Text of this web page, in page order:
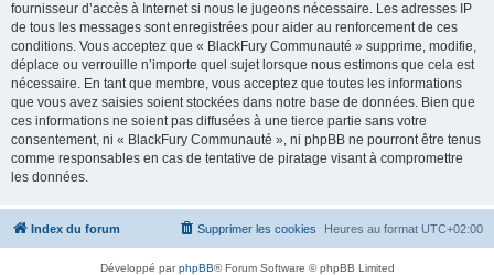
fournisseur d’accès à Internet si nous le jugeons nécessaire. Les adresses IP
de tous les messages sont enregistrées pour aider au renforcement de ces
conditions. Vous acceptez que « BlackFury Communauté » supprime, modifie,
déplace ou verrouille n’importe quel sujet lorsque nous estimons que cela est
nécessaire. En tant que membre, vous acceptez que toutes les informations
que vous avez saisies soient stockées dans notre base de données. Bien que
ces informations ne soient pas diffusées à une tierce partie sans votre
consentement, ni « BlackFury Communauté », ni phpBB ne pourront être tenus
comme responsables en cas de tentative de piratage visant à compromettre
les données.
Index du forum Heures au format UTC+02:00
Supprimer les cookies
Développé parphpBB® Forum Software © phpBB Limited